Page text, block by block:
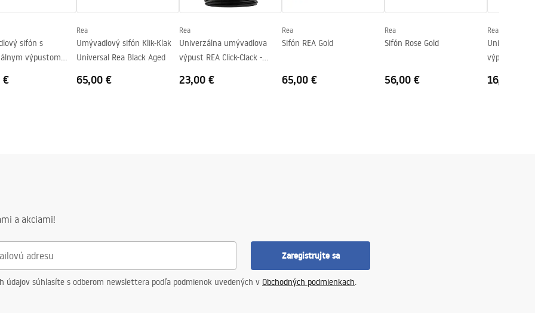
sifón s
výpustom
€
Rea
Umývadlový sifón Klik-Klak
Universal Rea Black Aged
65,00 €
Rea
Univerzálna umývadlova
výpust REA Click-Clack -
23,00 €
Rea
Sifón REA Gold
65,00 €
Rea
Sifón Rose Gold
56,00 €
Rea
Univerzálny
výpust REA
16,00 €
a akciami!
Zaregistrujte sa
údajov súhlasíte s odberom newslettera podľa podmienok uvedených v Obchodných podmienkach.